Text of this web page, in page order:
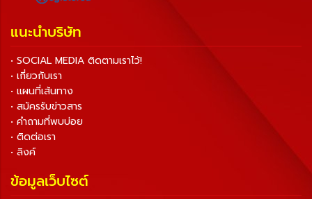
แนะนำบริษัท
• SOCIAL MEDIA ติดตามเราไว้!
• เกี่ยวกับเรา
• แผนที่เส้นทาง
• สมัครรับข่าวสาร
• คำถามที่พบบ่อย
• ติดต่อเรา
• ลิงค์
ข้อมูลเว็บไซต์